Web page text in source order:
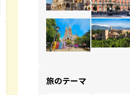
旅のテーマ